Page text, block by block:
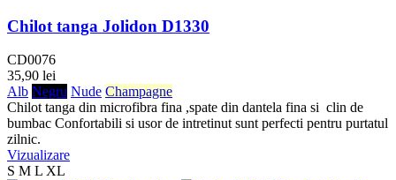
Chilot tanga Jolidon D1330
CD0076
35,90 lei
Alb Negru Nude Champagne
Chilot tanga din microfibra fina ,spate din dantela fina si clin de
bumbac Confortabili si usor de intretinut sunt perfecti pentru purtatul
zilnic.
Vizualizare
S M L XL